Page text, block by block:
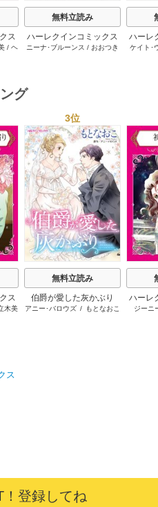
ス
/ ヘ
無料立読み
ハーレクインコミックス
セット 2026年 vol.1063
ニーナ･ブルーンス / おおつき
ハーレ
セット
ケイト･
グ
ス
木美
3位
無料立読み
伯爵が愛した灰かぶり
アニー･バロウズ / もとなおこ
ハーレ
セット
ジーニ
ス
！登録してね